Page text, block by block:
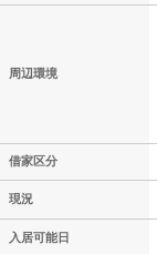
周辺環境
借家区分
現況
入居可能日